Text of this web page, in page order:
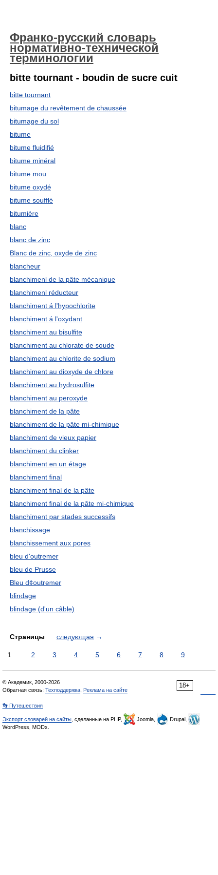
Франко-русский словарь
нормативно-технической
терминологии
bitte tournant - boudin de sucre cuit
bitte tournant
bitumage du revêtement de chaussée
bitumage du sol
bitume
bitume fluidifié
bitume minéral
bitume mou
bitume oxydé
bitume soufflé
bitumière
blanc
blanc de zinc
Blanc de zinc, oxyde de zinc
blancheur
blanchimenl de la pâte mécanique
blanchimenl réducteur
blanchiment á l'hypochlorite
blanchiment á l'oxydant
blanchiment au bisulfite
blanchiment au chlorate de soude
blanchiment au chlorite de sodium
blanchiment au dioxyde de chlore
blanchiment au hydrosulfite
blanchiment au peroxyde
blanchiment de la pâte
blanchiment de la pâte mi-chimique
blanchiment de vieux papier
blanchiment du clinker
blanchiment en un étage
blanchiment final
blanchiment final de la pâte
blanchiment final de la pâte mi-chimique
blanchiment par stades successifs
blanchissage
blanchissement aux pores
bleu d'outremer
bleu de Prusse
Bleu d¢outremer
blindage
blindage (d'un câble)
Страницы следующая →
1 2 3 4 5 6 7 8 9
18+
© Академик, 2000-2026
Обратная связь: Техподдержка Реклама на сайте
👣 Путешествия
Экспорт словарей на сайты , сделанные на PHP, Joomla,
Drupal,
WordPress, MODx.